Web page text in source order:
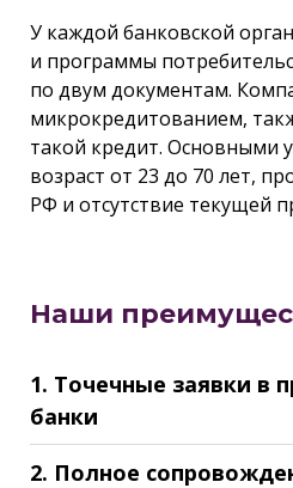
У каждой банковской
и программы
по двум документам.
микрокредитованием,
такой кредит. Основными
возраст от 23 до 70 лет,
РФ и отсутствие текущей
Наши
1. Точечные заявки в
банки
2. Полное